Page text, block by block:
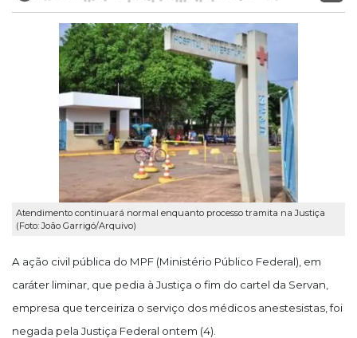
Atendimento continuará normal enquanto processo tramita na Justiça
(Foto: João Garrigó/Arquivo)
A ação civil pública do MPF (Ministério Público Federal), em
caráter liminar, que pedia à Justiça o fim do cartel da Servan,
empresa que terceiriza o serviço dos médicos anestesistas, foi
negada pela Justiça Federal ontem (4).